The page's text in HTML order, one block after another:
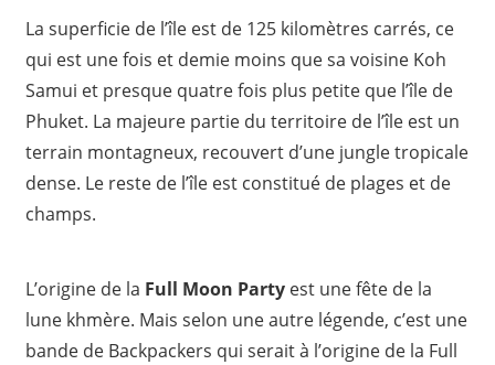
La superficie de l’île est de 125 kilomètres carrés, ce
qui est une fois et demie moins que sa voisine Koh
Samui et presque quatre fois plus petite que l’île de
Phuket. La majeure partie du territoire de l’île est un
terrain montagneux, recouvert d’une jungle tropicale
dense. Le reste de l’île est constitué de plages et de
champs.
L’origine de la Full Moon Partyest une fête de la
lune khmère. Mais selon une autre légende, c’est une
bande de Backpackers qui serait à l’origine de la Full